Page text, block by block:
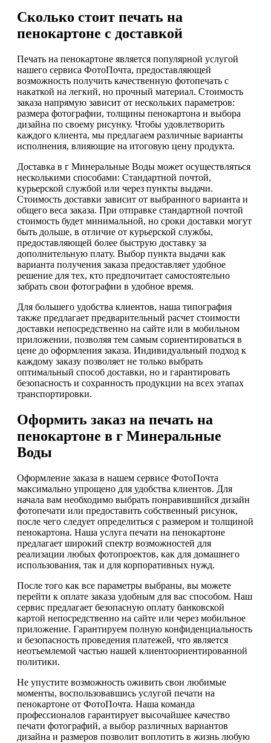
Сколько стоит печать на
пенокартоне с доставкой
Печать на пенокартоне является популярной услугой
нашего сервиса ФотоПочта, предоставляющей
возможность получить качественную фотопечать с
накаткой на легкий, но прочный материал. Стоимость
заказа напрямую зависит от нескольких параметров:
размера фотографии, толщины пенокартона и выбора
дизайна по своему рисунку. Чтобы удовлетворить
каждого клиента, мы предлагаем различные варианты
исполнения, влияющие на итоговую цену продукта.
Доставка в г Минеральные Воды может осуществляться
несколькими способами: Стандартной почтой,
курьерской службой или через пункты выдачи.
Стоимость доставки зависит от выбранного варианта и
общего веса заказа. При отправке стандартной почтой
стоимость будет минимальной, но сроки доставки могут
быть дольше, в отличие от курьерской службы,
предоставляющей более быструю доставку за
дополнительную плату. Выбор пункта выдачи как
варианта получения заказа предоставляет удобное
решение для тех, кто предпочитает самостоятельно
забрать свои фотографии в удобное время.
Для большего удобства клиентов, наша типография
также предлагает предварительный расчет стоимости
доставки непосредственно на сайте или в мобильном
приложении, позволяя тем самым сориентироваться в
цене до оформления заказа. Индивидуальный подход к
каждому заказу позволяет не только выбрать
оптимальный способ доставки, но и гарантировать
безопасность и сохранность продукции на всех этапах
транспортировки.
Оформить заказ на печать на
пенокартоне в г Минеральные
Воды
Оформление заказа в нашем сервисе ФотоПочта
максимально упрощено для удобства клиентов. Для
начала вам необходимо выбрать понравившийся дизайн
фотопечати или предоставить собственный рисунок,
после чего следует определиться с размером и толщиной
пенокартона. Наша услуга печати на пенокартоне
предлагает широкий спектр возможностей для
реализации любых фотопроектов, как для домашнего
использования, так и для корпоративных нужд.
После того как все параметры выбраны, вы можете
перейти к оплате заказа удобным для вас способом. Наш
сервис предлагает безопасную оплату банковской
картой непосредственно на сайте или через мобильное
приложение. Гарантируем полную конфиденциальность
и безопасность проведения платежей, что является
неотъемлемой частью нашей клиентоориентированной
политики.
Не упустите возможность оживить свои любимые
моменты, воспользовавшись услугой печати на
пенокартоне от ФотоПочта. Наша команда
профессионалов гарантирует высочайшее качество
печати фотографий, а выбор различных вариантов
дизайна и размеров позволит воплотить в жизнь любую